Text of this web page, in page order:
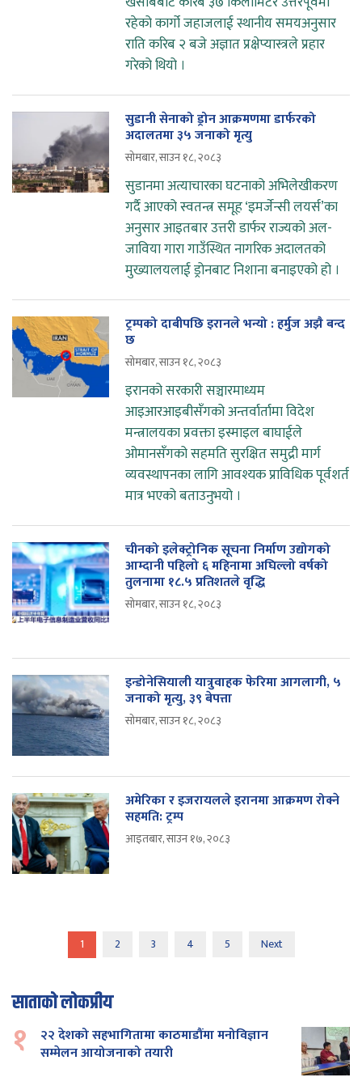
रहेको कार्गो जहाजलाई स्थानीय समयअनुसार
राति करिब २ बजे अज्ञात प्रक्षेप्यास्त्रले प्रहार
गरेको थियो ।
सुडानी सेनाको ड्रोन आक्रमणमा डार्फरको
अदालतमा ३५ जनाको मृत्यु
सोमबार, साउन १८, २०८३
सुडानमा अत्याचारका घटनाको अभिलेखीकरण
गर्दै आएको स्वतन्त्र समूह ‘इमर्जेन्सी लयर्स’का
अनुसार आइतबार उत्तरी डार्फर राज्यको अल-
जाविया गारा गाउँस्थित नागरिक अदालतको
मुख्यालयलाई ड्रोनबाट निशाना बनाइएको हो ।
ट्रम्पको दाबीपछि इरानले भन्यो : हर्मुज अझै बन्द
छ
सोमबार, साउन १८, २०८३
इरानको सरकारी सञ्चारमाध्यम
आइआरआइबीसँगको अन्तर्वार्तामा विदेश
मन्त्रालयका प्रवक्ता इस्माइल बाघाईले
ओमानसँगको सहमति सुरक्षित समुद्री मार्ग
व्यवस्थापनका लागि आवश्यक प्राविधिक पूर्वशर्त
मात्र भएको बताउनुभयो ।
चीनको इलेक्ट्रोनिक सूचना निर्माण उद्योगको
आम्दानी पहिलो ६ महिनामा अघिल्लो वर्षको
तुलनामा १८.५ प्रतिशतले वृद्धि
सोमबार, साउन १८, २०८३
इन्डोनेसियाली यात्रुवाहक फेरिमा आगलागी, ५
जनाको मृत्यु, ३९ बेपत्ता
सोमबार, साउन १८, २०८३
अमेरिका र इजरायलले इरानमा आक्रमण रोक्ने
सहमति: ट्रम्प
आइतबार, साउन १७, २०८३
1 2 3 4 5 Next
साताको लोकप्रीय
१
२२ देशको सहभागितामा काठमाडौंमा मनोविज्ञान
सम्मेलन आयोजनाको तयारी